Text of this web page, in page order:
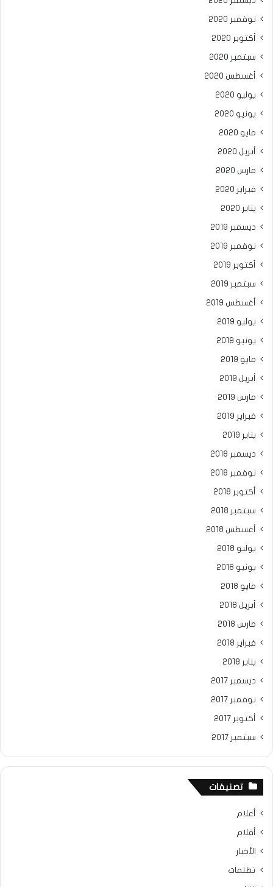
نوفمبر 2020
أكتوبر 2020
سبتمبر 2020
أغسطس 2020
يوليو 2020
يونيو 2020
مايو 2020
أبريل 2020
مارس 2020
فبراير 2020
يناير 2020
ديسمبر 2019
نوفمبر 2019
أكتوبر 2019
سبتمبر 2019
أغسطس 2019
يوليو 2019
يونيو 2019
مايو 2019
أبريل 2019
مارس 2019
فبراير 2019
يناير 2019
ديسمبر 2018
نوفمبر 2018
أكتوبر 2018
سبتمبر 2018
أغسطس 2018
يوليو 2018
يونيو 2018
مايو 2018
أبريل 2018
مارس 2018
فبراير 2018
يناير 2018
ديسمبر 2017
نوفمبر 2017
أكتوبر 2017
سبتمبر 2017
تصنيفات
أعلام
أقلام
الأخبار
تظلمات